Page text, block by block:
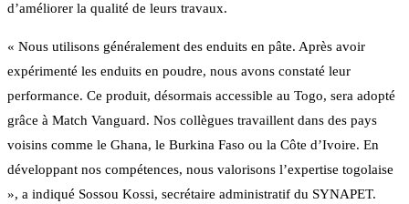
d’améliorer la qualité de leurs travaux.
« Nous utilisons généralement des enduits en pâte. Après avoir
expérimenté les enduits en poudre, nous avons constaté leur
performance. Ce produit, désormais accessible au Togo, sera adopté
grâce à Match Vanguard. Nos collègues travaillent dans des pays
voisins comme le Ghana, le Burkina Faso ou la Côte d’Ivoire. En
développant nos compétences, nous valorisons l’expertise togolaise
», a indiqué Sossou Kossi, secrétaire administratif du SYNAPET.